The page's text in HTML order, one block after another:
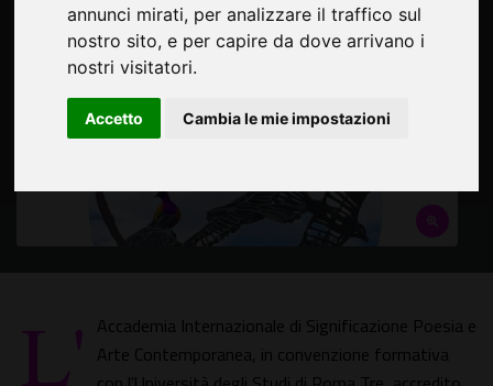
annunci mirati, per analizzare il traffico sul
nostro sito, e per capire da dove arrivano i
nostri visitatori.
Accetto Cambia le mie impostazioni
L'
Accademia Internazionale di Significazione Poesia e
Arte Contemporanea, in convenzione formativa